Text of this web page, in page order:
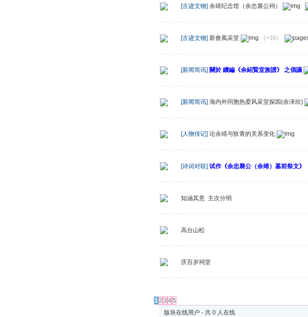
[古迹文物] 余靖纪念馆（余忠襄公祠）
[古迹文物] 新會風采堂 （+10）
[新闻简讯] 關於 續編《余紹賢堂族譜》 之倡議
[新闻简讯] 海内外同胞热爱风采堂探因(余泽欣)
[人物传记] 论余靖与狄青的关系变化
[诗词对联] 试作《余忠襄公（余靖）墓前祭文》
知涵其意 主次分明
高台山松
庆百岁祠堂
12 3 45
版块在线用户 - 共 0 人在线